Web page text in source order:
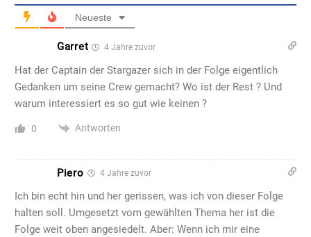
Neueste
Garret 4 Jahre zuvor
Hat der Captain der Stargazer sich in der Folge eigentlich
Gedanken um seine Crew gemacht? Wo ist der Rest ? Und
warum interessiert es so gut wie keinen ?
0 Antworten
Piero 4 Jahre zuvor
Ich bin echt hin und her gerissen, was ich von dieser Folge
halten soll. Umgesetzt vom gewählten Thema her ist die
Folge weit oben angesiedelt. Aber: Wenn ich mir eine